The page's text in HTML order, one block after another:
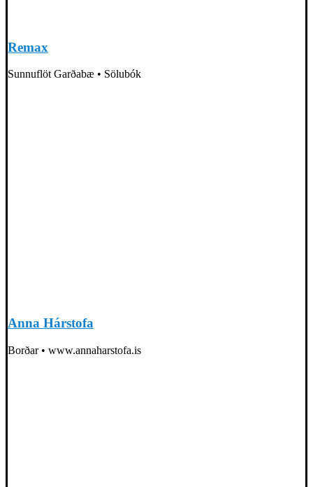
Remax
Sunnuflöt Garðabæ • Sölubók
Anna Hárstofa
Borðar • www.annaharstofa.is